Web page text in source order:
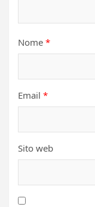
Nome *
Email *
Sito web